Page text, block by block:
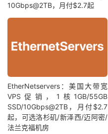
10Gbps@2TB，月付$2.7起
EtherNetservers：美国大带宽
VPS促销，1核1GB/55GB
SSD/10Gbps@2TB，月付$2.7
起，可选洛杉矶/新泽西/迈阿密/
法兰克福机房